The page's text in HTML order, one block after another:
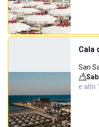
Cala
San
e altri